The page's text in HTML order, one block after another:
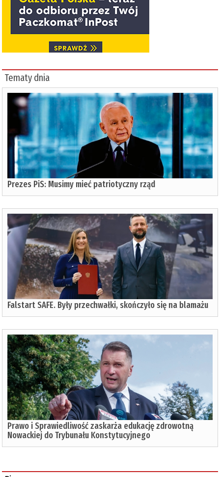
Tematy dnia
Prezes PiS: Musimy mieć patriotyczny rząd
Falstart SAFE. Były przechwałki, skończyło się na blamażu
Prawo i Sprawiedliwość zaskarża edukację zdrowotną
Nowackiej do Trybunału Konstytucyjnego